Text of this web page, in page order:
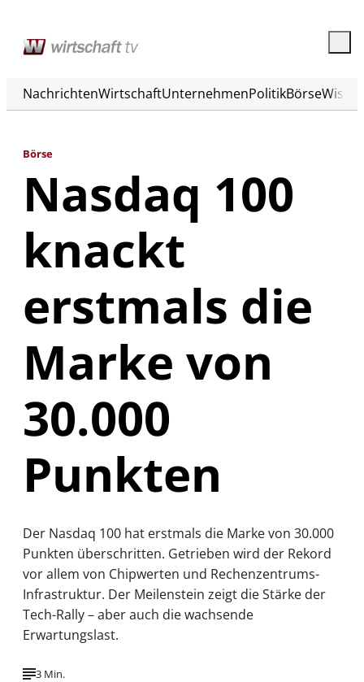
NachrichtenWirtschaftUnternehmenPolitikBörse
Börse
Nasdaq 100
knackt
erstmals die
Marke von
30.000
Punkten
Der Nasdaq 100 hat erstmals die Marke von 30.000
Punkten überschritten. Getrieben wird der Rekord
vor allem von Chipwerten und Rechenzentrums-
Infrastruktur. Der Meilenstein zeigt die Stärke der
Tech-Rally – aber auch die wachsende
Erwartungslast.
3 Min.